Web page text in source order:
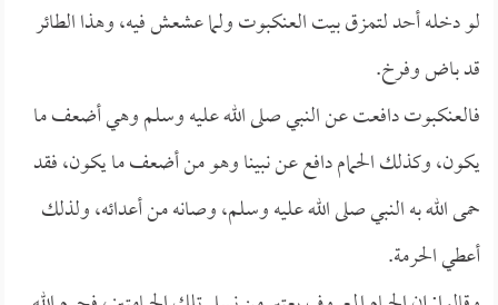
لو دخله أحد لتمزق بيت العنكبوت ولما عشعش فيه، وهذا الطائر
قد باض وفرخ.
فالعنكبوت دافعت عن النبي صلى الله عليه وسلم وهي أضعف ما
يكون، وكذلك الحمام دافع عن نبينا وهو من أضعف ما يكون، فقد
حمى الله به النبي صلى الله عليه وسلم، وصانه من أعدائه، ولذلك
أعطي الحرمة.